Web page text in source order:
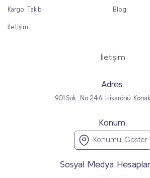
Kargo Takibi
İletişim
Blog
İletişim
Adres:
901.Sok. No:24A Hisarönü
Konum:
Konumu Göster
Sosyal Medya